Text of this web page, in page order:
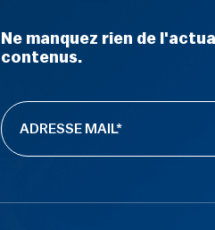
Ne manquez rien de
contenus.